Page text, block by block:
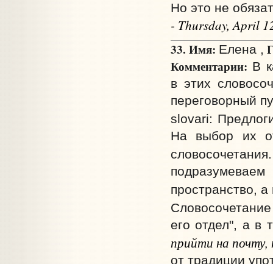
Но это не
- Thursday, April
33. Имя: Елена ,
Комментарии: В
в этих
переговорный
slovari:
На выбор их
пространство, а
его отдел", а в
прийти на почту,
от традиции